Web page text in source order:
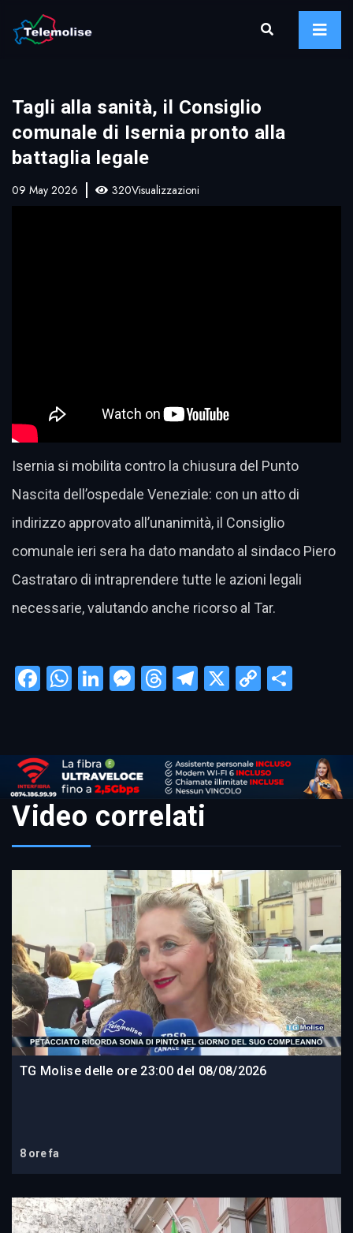
Tagli alla sanità, il Consiglio
comunale di Isernia pronto alla
battaglia legale
09 May 2026 320Visualizzazioni
Isernia si mobilita contro la chiusura del Punto
Nascita dell’ospedale Veneziale: con un atto di
indirizzo approvato all’unanimità, il Consiglio
comunale ieri sera ha dato mandato al sindaco Piero
Castrataro di intraprendere tutte le azioni legali
necessarie, valutando anche ricorso al Tar.
Facebook
WhatsApp
LinkedIn
Messenger
Threads
Telegram
X
Copy
Video correlati
TG Molise delle ore 23:00 del 08/08/2026
8 ore fa